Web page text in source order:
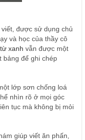
được sử dụng chủ
và học của thầy cô
xanh vẫn được một
bảng để ghi chép
lớp sơn chống loá
nhìn rõ ở mọi góc
tục mà không bị mỏi
giúp viết ăn phấn,